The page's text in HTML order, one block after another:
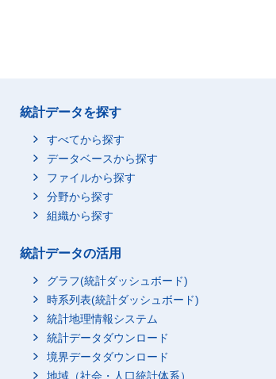
統計データを探す
すべてから探す
データベースから探す
ファイルから探す
分野から探す
組織から探す
統計データの活用
グラフ(統計ダッシュボード)
時系列表(統計ダッシュボード)
統計地理情報システム
統計データダウンロード
境界データダウンロード
地域（社会・人口統計体系）